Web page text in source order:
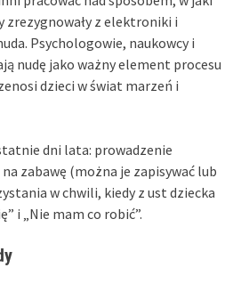
zrezygnowały z elektroniki i
Psychologowie, naukowcy i
nudę jako ważny element procesu
dzieci w świat marzeń i
dni lata: prowadzenie
zabawę (można je zapisywać lub
w chwili, kiedy z ust dziecka
i „Nie mam co robić”.